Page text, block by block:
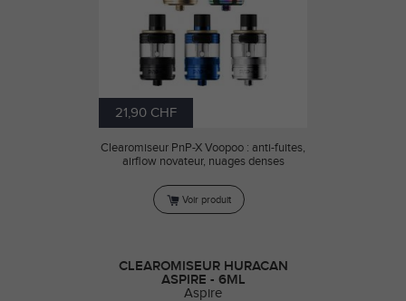
21,90 CHF
Clearomiseur PnP-X Voopoo : anti-fuites,
airflow novateur, nuages denses
Voir produit
CLEAROMISEUR HURACAN
ASPIRE - 6ML
Aspire